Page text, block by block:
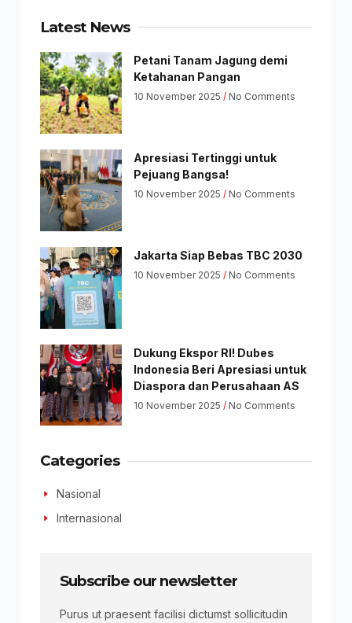
Latest News
Petani Tanam Jagung demi
Ketahanan Pangan
10 November 2025 No Comments
Apresiasi Tertinggi untuk
Pejuang Bangsa!
10 November 2025 No Comments
Jakarta Siap Bebas TBC 2030
10 November 2025 No Comments
Dukung Ekspor RI! Dubes
Indonesia Beri Apresiasi untuk
Diaspora dan Perusahaan AS
10 November 2025 No Comments
Categories
Nasional
Internasional
Subscribe our newsletter
Purus ut praesent facilisi dictumst sollicitudin